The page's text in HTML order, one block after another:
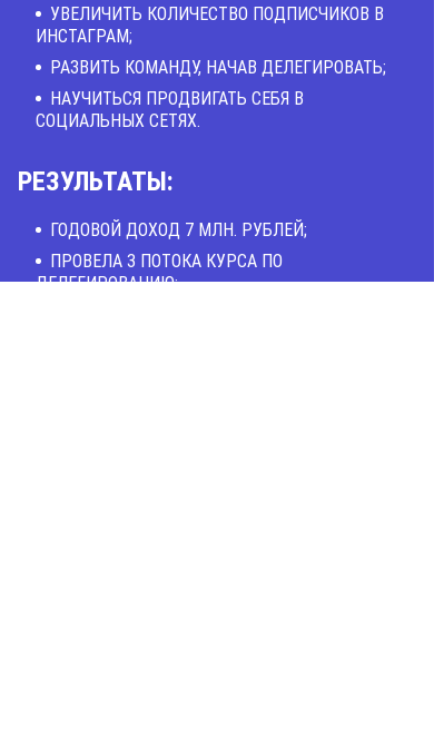
УВЕЛИЧИТЬ КОЛИЧЕСТВО ПОДПИСЧИКОВ В
ИНСТАГРАМ;
РАЗВИТЬ КОМАНДУ, НАЧАВ ДЕЛЕГИРОВАТЬ;
НАУЧИТЬСЯ ПРОДВИГАТЬ СЕБЯ В
СОЦИАЛЬНЫХ СЕТЯХ.
РЕЗУЛЬТАТЫ:
ГОДОВОЙ ДОХОД 7 МЛН. РУБЛЕЙ;
ПРОВЕЛА 3 ПОТОКА КУРСА ПО
ДЕЛЕГИРОВАНИЮ;